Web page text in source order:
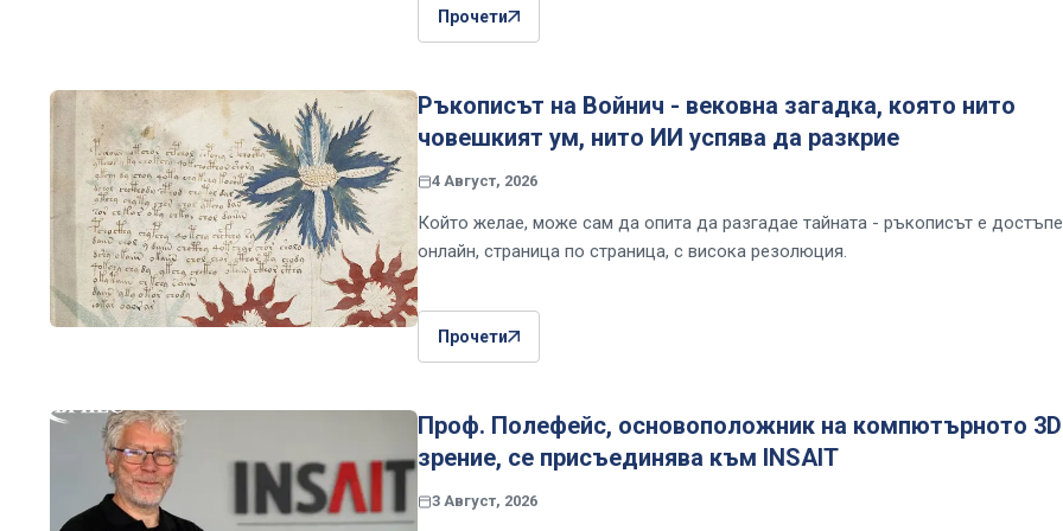
Прочети
Ръкописът на Войнич - вековна загадка, която нито
човешкият ум, нито ИИ успява да разкрие
4 Август, 2026
Който желае, може сам да опита да разгадае тайната - ръкописът е
онлайн, страница по страница, с висока резолюция.
Прочети
Проф. Полефейс, основоположник на компютърното 3D
зрение, се присъединява към INSAIT
3 Август, 2026